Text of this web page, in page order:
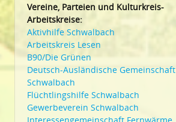
Vereine, Parteien und Kulturkreis-
Arbeitskreise:
Aktivhilfe Schwalbach
Arbeitskreis Lesen
B90/Die Grünen
Deutsch-Ausländische Gemeinschaft
Schwalbach
Flüchtlingshilfe Schwalbach
Gewerbeverein Schwalbach
Interessengemeinschaft Fernwärme